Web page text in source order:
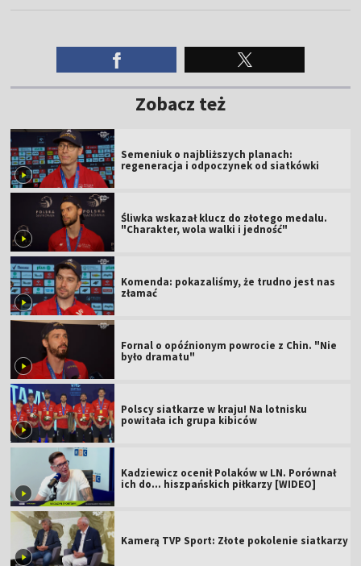
Zobacz też
Semeniuk o najbliższych planach:
regeneracja i odpoczynek od siatkówki
Śliwka wskazał klucz do złotego medalu.
"Charakter, wola walki i jedność"
Komenda: pokazaliśmy, że trudno jest nas
złamać
Fornal o opóźnionym powrocie z Chin. "Nie
było dramatu"
Polscy siatkarze w kraju! Na lotnisku
powitała ich grupa kibiców
Kadziewicz ocenił Polaków w LN. Porównał
ich do... hiszpańskich piłkarzy [WIDEO]
Kamerą TVP Sport: Złote pokolenie siatkarzy